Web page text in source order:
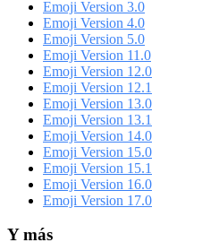
Emoji Version 3.0
Emoji Version 4.0
Emoji Version 5.0
Emoji Version 11.0
Emoji Version 12.0
Emoji Version 12.1
Emoji Version 13.0
Emoji Version 13.1
Emoji Version 14.0
Emoji Version 15.0
Emoji Version 15.1
Emoji Version 16.0
Emoji Version 17.0
Y más